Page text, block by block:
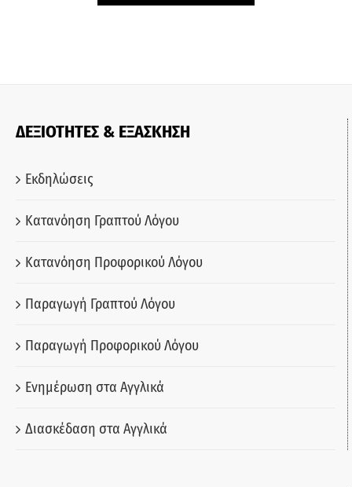
ΔΕΞΙΟΤΗΤΕΣ & ΕΞΑΣΚΗΣΗ
Εκδηλώσεις
Κατανόηση Γραπτού Λόγου
Κατανόηση Προφορικού Λόγου
Παραγωγή Γραπτού Λόγου
Παραγωγή Προφορικού Λόγου
Ενημέρωση στα Αγγλικά
Διασκέδαση στα Αγγλικά